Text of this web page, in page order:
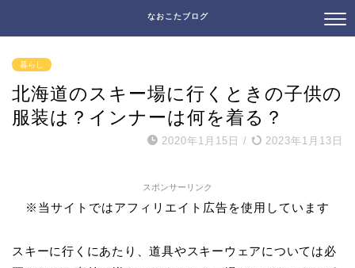
なおこたブログ
暮らし
北海道のスキー場に行くときの子供の
服装は？インナーは何を着る？
2020年1月15日 / 2023年1月13日
スポンサーリンク
※当サイトではアフィリエイト広告を使用しています
スキーに行くにあたり、道具やスキーウェアについては必